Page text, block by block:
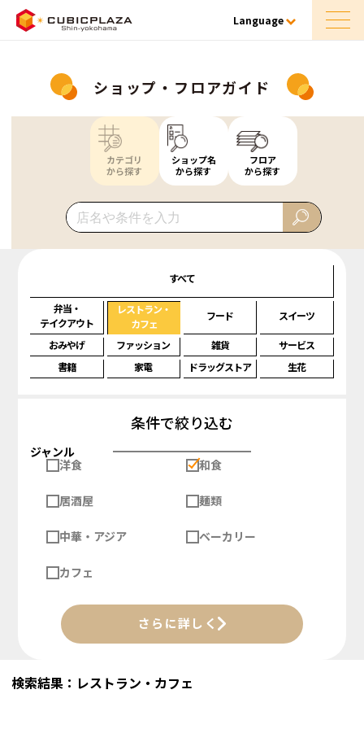
Language
ショップ・フロアガイド
カテゴリ
から探す
ショップ名
から探す
フロア
から探す
すべて
弁当・
テイクアウト
レストラン・
カフェ
フード スイーツ
おみやげ ファッション 雑貨
サービス
書籍
家電 ドラッグストア 生花
条件で絞り込む
ジャンル
洋食
和食
居酒屋 麺類
中華・アジア ベーカリー
カフェ
さらに詳しく
検索結果：レストラン・カフェ